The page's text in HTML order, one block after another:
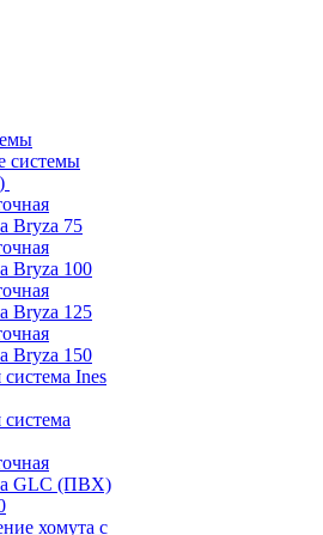
системы
Bryza 75
Bryza 100
Bryza 125
Bryza 150
Ines
GLC (ПВХ)
хомута с